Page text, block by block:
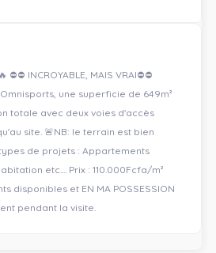
⛔⛔ INCROYABLE, MAIS VRAI⛔⛔
une superficie de 649m²
totale avec deux voies d'accès
site. 🚨NB: le terrain est bien
de projets : Appartements
etc.... Prix : 110.000Fcfa/m²
disponibles et EN MA POSSESSION
pendant la visite.